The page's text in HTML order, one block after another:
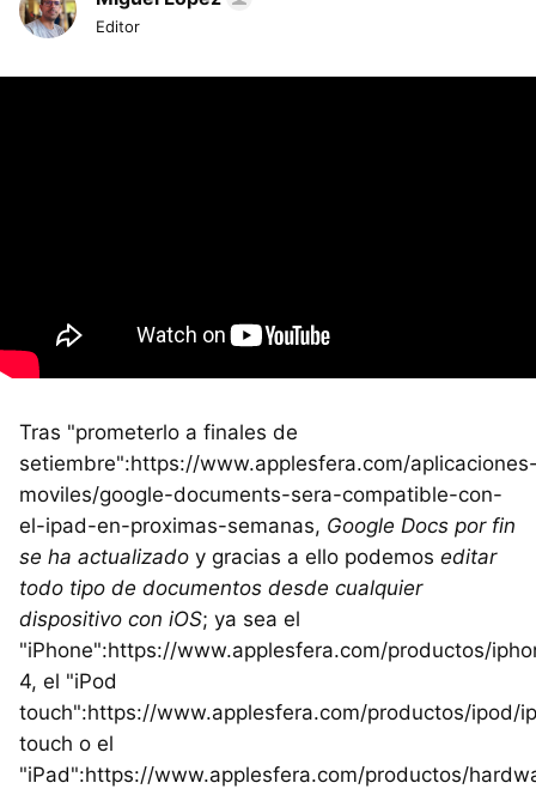
Editor
Tras "prometerlo a finales de
setiembre":https://www.applesfera.com/
moviles/google-documents-sera-compatible-con-
el-ipad-en-proximas-semanas, Google Docs por fin
se ha actualizado y gracias a ello podemos editar
todo tipo de documentos desde cualquier
dispositivo con iOS; ya sea el
"iPhone":https://www.applesfera.com/productos/
4, el "iPod
touch":https://www.applesfera.com/productos/ipod/
touch o el
"iPad":https://www.applesfera.com/productos/